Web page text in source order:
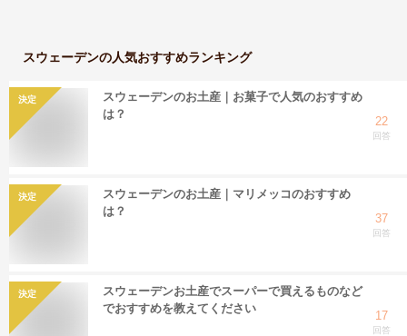
スウェーデンの人気おすすめランキング
決定
スウェーデンのお土産｜お菓子で人気のおすすめ
は？
22
回答
決定
スウェーデンのお土産｜マリメッコのおすすめ
は？
37
回答
決定
スウェーデンお土産でスーパーで買えるものなど
でおすすめを教えてください
17
回答